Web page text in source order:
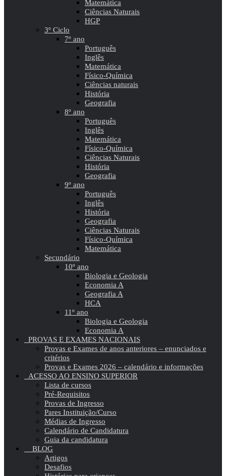
Matemática
Ciências Naturais
HGP
3º Ciclo
7º ano
Português
Inglês
Matemática
Físico-Química
Ciências naturais
História
Geografia
8º ano
Português
Inglês
Matemática
Físico-Química
Ciências Naturais
História
Geografia
9º ano
Português
Inglês
História
Geografia
Ciências Naturais
Físico-Química
Matemática
Secundário
10º ano
Biologia e Geologia
Economia A
Geografia A
HCA
11º ano
Biologia e Geologia
Economia A
PROVAS E EXAMES NACIONAIS
Provas e Exames de anos anteriores – enunciados e
critérios
Provas e Exames 2026 – calendário e informações
ACESSO AO ENSINO SUPERIOR
Lista de cursos
Pré-Requisitos
Provas de Ingresso
Pares Instituição/Curso
Médias de Ingresso
Calendário de Candidatura
Guia da candidatura
BLOG
Artigos
Desafios